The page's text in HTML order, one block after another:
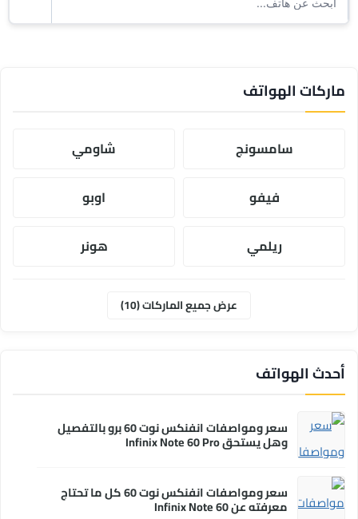
ماركات الهواتف
سامسونج شاومي
فيفو اوبو
ريلمي
هونر
عرض جميع الماركات (10)
أحدث الهواتف
سعر ومواصفات انفنكس نوت 60 برو بالتفصيل
وهل يستحق Infinix Note 60 Pro
سعر ومواصفات انفنكس نوت 60 كل ما تحتاج
معرفته عن Infinix Note 60